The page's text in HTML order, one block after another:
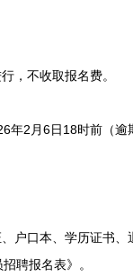
不收取报名费。
2月6日18时前（逾
口本、学历证书、
聘报名表》。